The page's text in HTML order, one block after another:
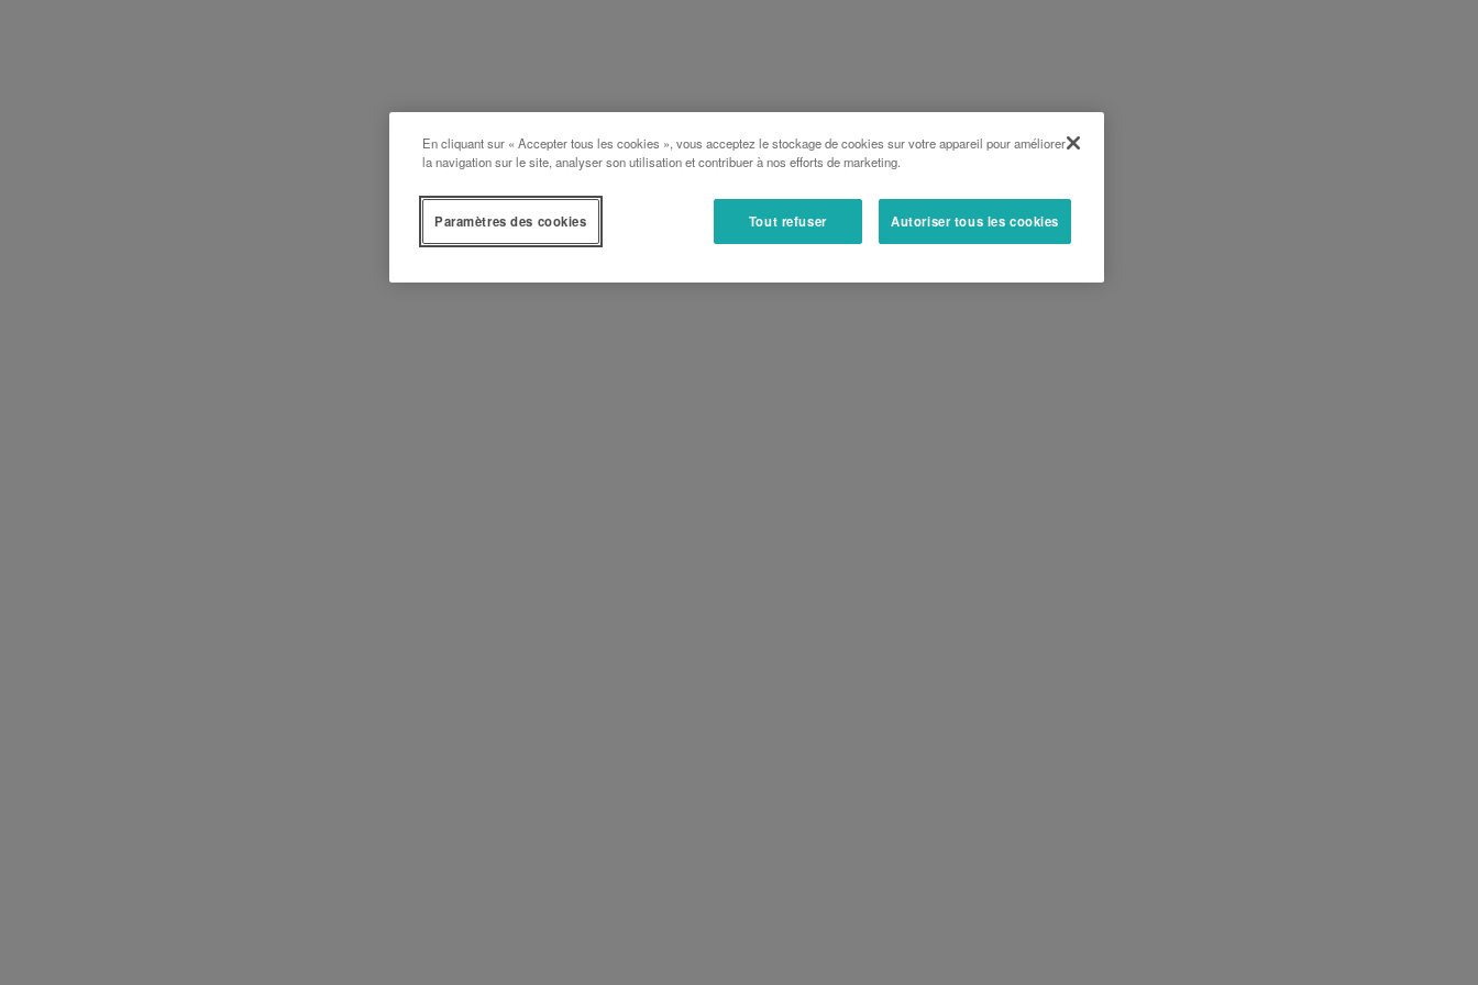
En cliquant sur « Accepter tous les cookies », vous acceptez le stockage de cookies sur votre appareil pour améliorer
la navigation sur le site, analyser son utilisation et contribuer à nos efforts de marketing.
Tout refuser Autoriser tous les cookies
Paramètres des cookies